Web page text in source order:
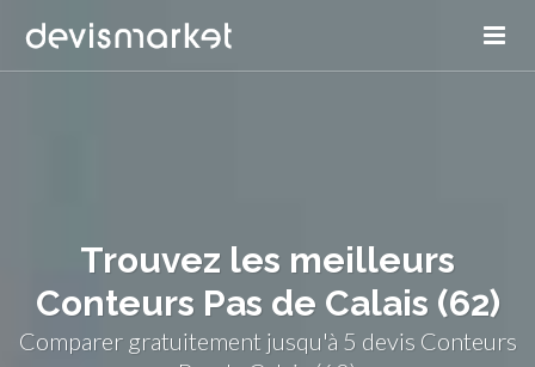
Trouvez les meilleurs
Conteurs Pas de Calais (62)
Comparer gratuitement jusqu'à 5 devis Conteurs